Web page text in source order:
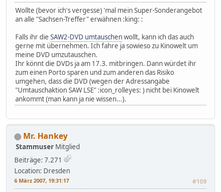
Wollte (bevor ich's vergesse) 'mal mein Super-Sonderangebot
an alle "Sachsen-Treffer" erwähnen :king: :
Falls ihr die SAW2-DVD umtauschenwollt, kann ich das auch
gerne mit übernehmen. Ich fahre ja sowieso zu Kinowelt um
meine DVD umzutauschen.
Ihr könnt die DVDs ja am 17.3. mitbringen. Dann würdet ihr
zum einen Porto sparen und zum anderen das Risiko
umgehen, dass die DVD (wegen der Adressangabe
"Umtauschaktion SAW LSE" :icon_rolleyes: ) nicht bei Kinowelt
ankommt (man kann ja nie wissen...).
Mr. Hankey
Stammuser Mitglied
Beiträge: 7.271
Location: Dresden
6 März 2007, 19:31:17 #109